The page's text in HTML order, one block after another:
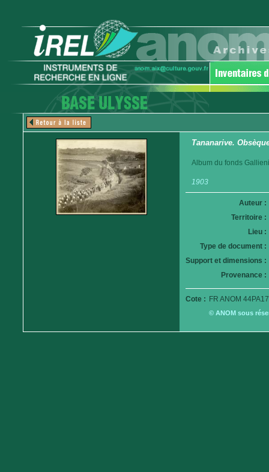
Tananarive.
Album du fonds
1903
Auteur :
Territoire :
Lieu :
Type de document :
Support et dimensions :
Provenance :
Cote : FR ANOM
© ANOM sous